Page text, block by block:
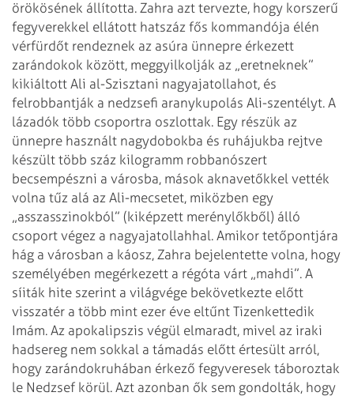
örökösének állította. Zahra azt tervezte, hogy korszerű
fegyverekkel ellátott hatszáz fős kommandója élén
vérfürdőt rendeznek az asúra ünnepre érkezett
zarándokok között, meggyilkolják az „eretneknek”
kikiáltott Ali al-Szisztani nagyajatollahot, és
felrobbantják a nedzsefi aranykupolás Ali-szentélyt. A
lázadók több csoportra oszlottak. Egy részük az
ünnepre használt nagydobokba és ruhájukba rejtve
készült több száz kilogramm robbanószert
becsempészni a városba, mások aknavetőkkel vették
volna tűz alá az Ali-mecsetet, miközben egy
„asszasszinokból” (kiképzett merénylőkből) álló
csoport végez a nagyajatollahhal. Amikor tetőpontjára
hág a városban a káosz, Zahra bejelentette volna, hogy
személyében megérkezett a régóta várt „mahdi”. A
síiták hite szerint a világvége bekövetkezte előtt
visszatér a több mint ezer éve eltűnt Tizenkettedik
Imám. Az apokalipszis végül elmaradt, mivel az iraki
hadsereg nem sokkal a támadás előtt értesült arról,
hogy zarándokruhában érkező fegyveresek táboroztak
le Nedzsef körül. Azt azonban ők sem gondolták, hogy